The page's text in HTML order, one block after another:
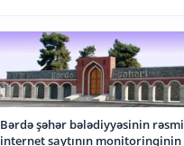
Bərdə şəhər bələdiyyəsinin rəsmi
internet saytının monitorinqinin